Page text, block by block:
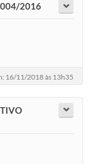
004/2016
16/11/2018 às 13h35